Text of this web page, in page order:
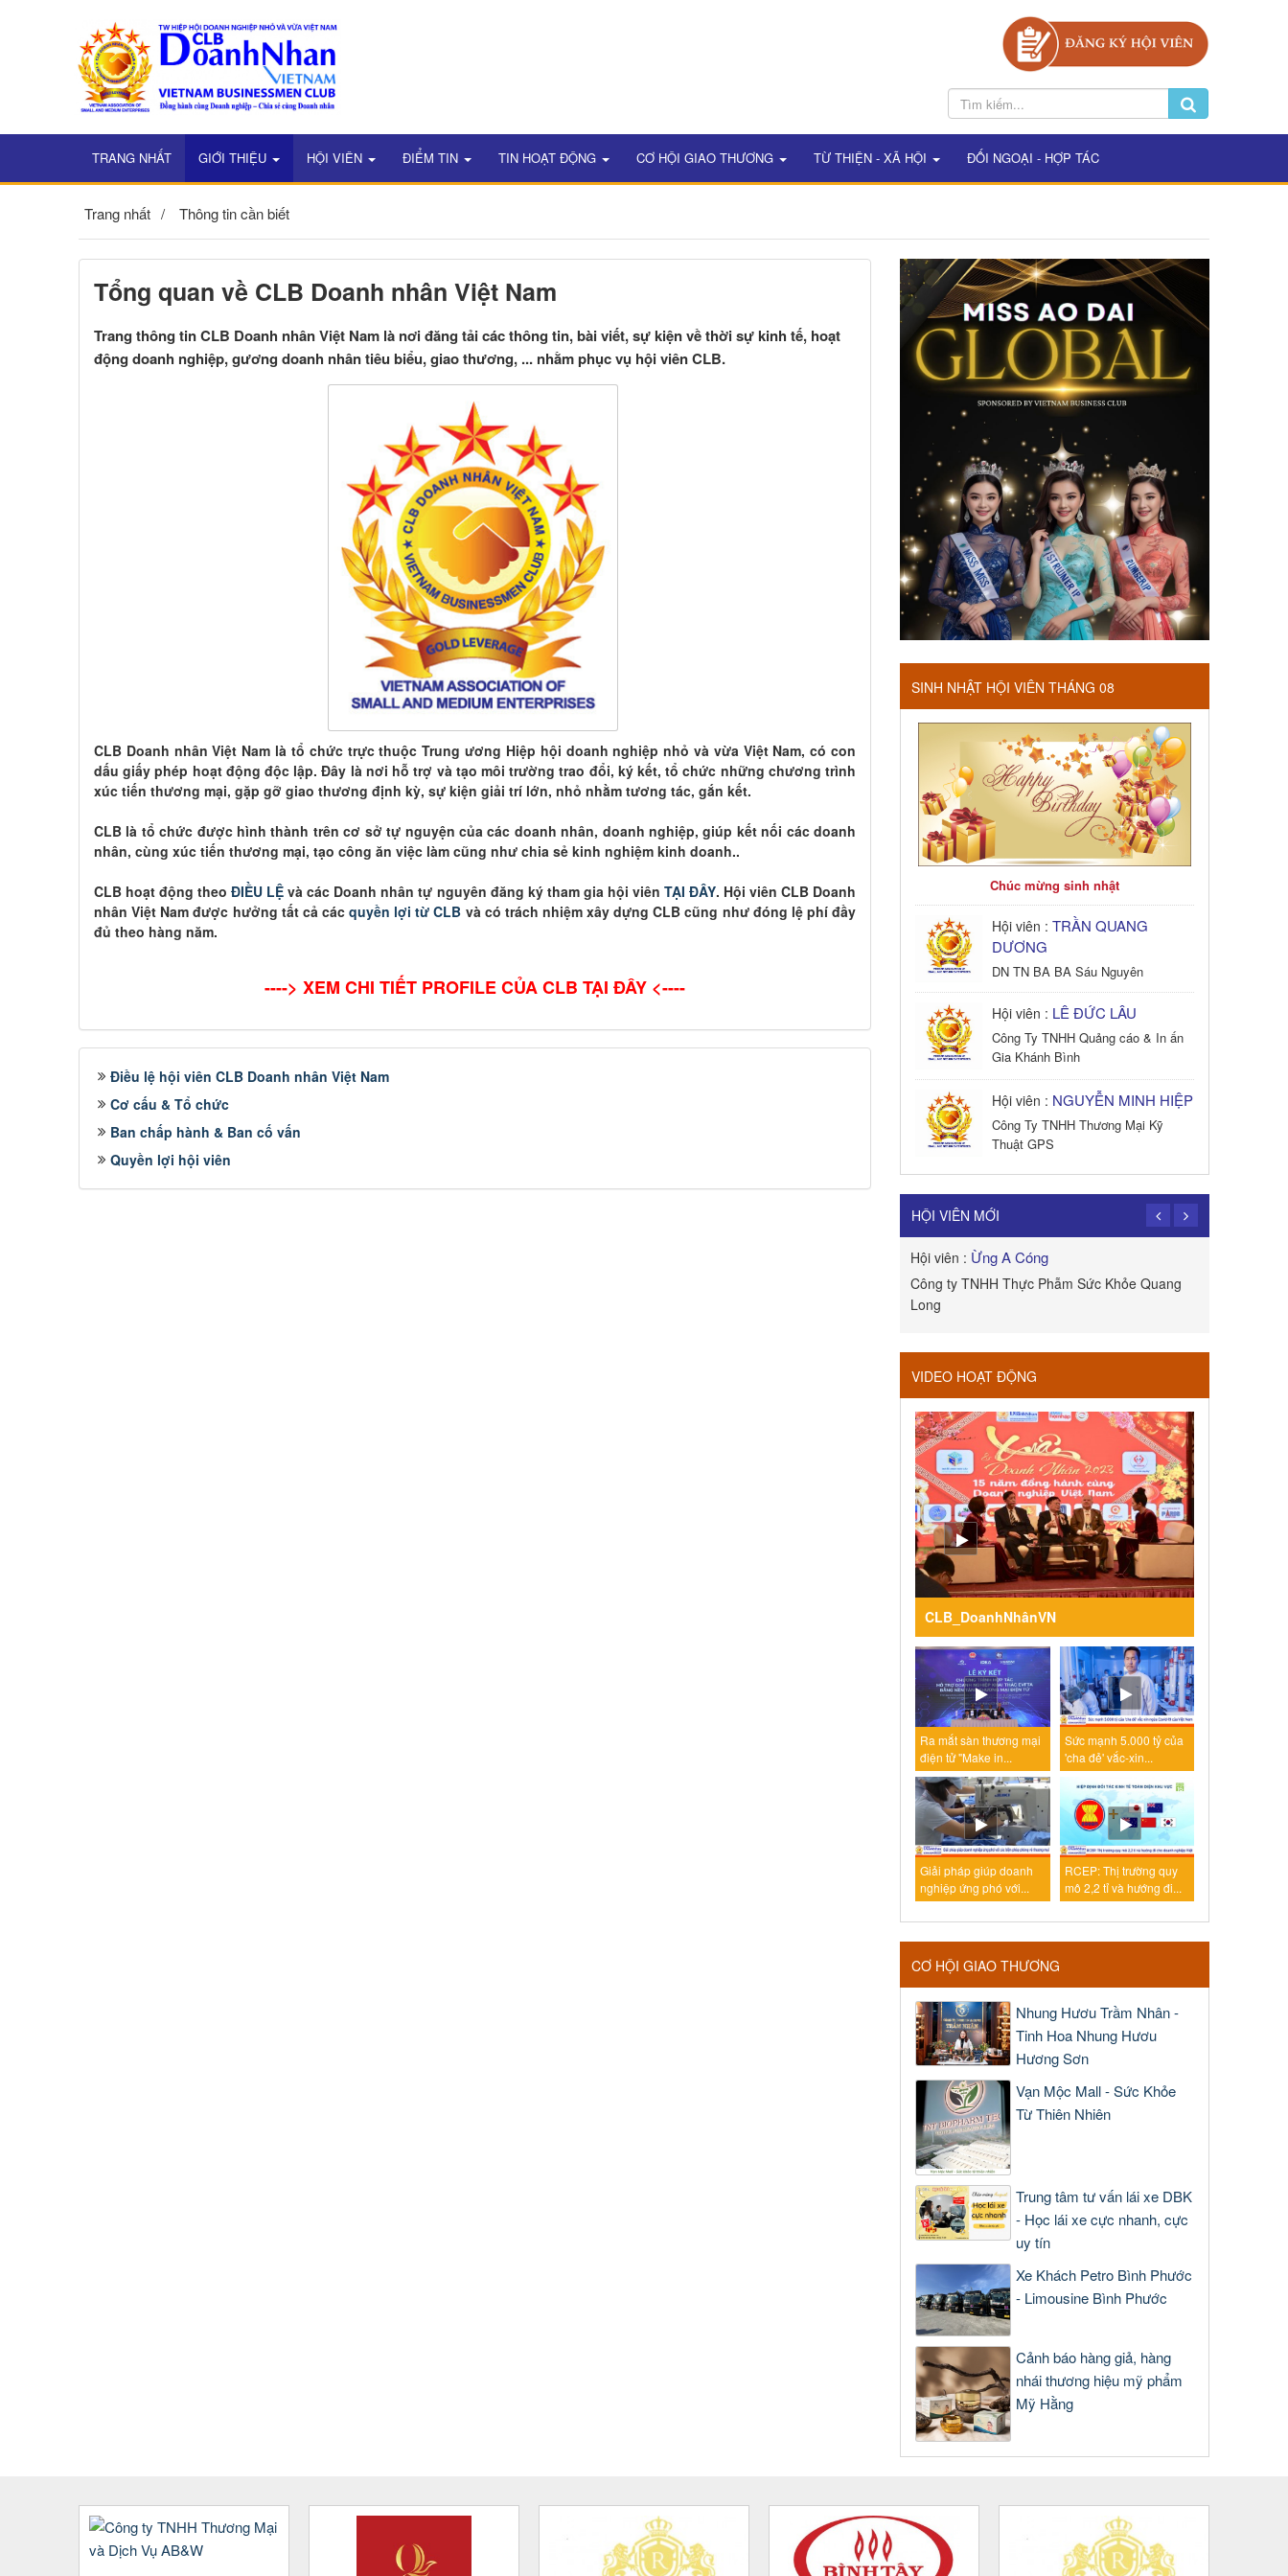
TRANG NHẤT GIỚI THIỆU HỘI VIÊN ĐIỂM TIN TIN HOẠT ĐỘNG CƠ HỘI GIAO THƯƠNG TỪ THIỆN - XÃ HỘI ĐỐI NGOẠI - HỢP TÁC
Trang nhất Thông tin cần biết
Tổng quan về CLB Doanh nhân Việt Nam
Trang thông tin CLB Doanh nhân Việt Nam là nơi đăng tải các thông tin, bài viết, sự kiện về thời sự kinh tế, hoạt
động doanh nghiệp, gương doanh nhân tiêu biểu, giao thương, ... nhằm phục vụ hội viên CLB.
CLB Doanh nhân Việt Nam là tổ chức trực thuộc Trung ương Hiệp hội doanh nghiệp nhỏ và vừa Việt Nam, có con
dấu giấy phép hoạt động độc lập. Đây là nơi hỗ trợ và tạo môi trường trao đổi, ký kết, tổ chức những chương trình
xúc tiến thương mại, gặp gỡ giao thương định kỳ, sự kiện giải trí lớn, nhỏ nhằm tương tác, gắn kết.
CLB là tổ chức được hình thành trên cơ sở tự nguyện của các doanh nhân, doanh nghiệp, giúp kết nối các doanh
nhân, cùng xúc tiến thương mại, tạo công ăn việc làm cũng như chia sẻ kinh nghiệm kinh doanh..
CLB hoạt động theoĐIỀU LỆ và các Doanh nhân tự nguyên đăng ký tham gia hội viên TẠI ĐÂY. Hội viên CLB Doanh
nhân Việt Nam được hưởng tất cả cácquyền lợi từ CLB và có trách nhiệm xây dựng CLB cũng như đóng lệ phí đầy
đủ theo hàng năm.
----> XEM CHI TIẾT PROFILE CỦA CLB TẠI ĐÂY <----
Điều lệ hội viên CLB Doanh nhân Việt Nam
Cơ cấu & Tổ chức
Ban chấp hành & Ban cố vấn
Quyền lợi hội viên
SINH NHẬT HỘI VIÊN THÁNG 08
Chúc mừng sinh nhật
Hội viên :TRẦN QUANG
DƯƠNG
DN TN BA BA Sáu Nguyên
Hội viên : LÊ ĐỨC LÂU
Công Ty TNHH Quảng cáo & In ấn
Gia Khánh Bình
Hội viên : NGUYỄN MINH HIỆP
Công Ty TNHH Thương Mại Kỹ
Thuật GPS
PHONG
Công Ty TNHH Dịch vụ Cuộc Sống
Hạnh Phúc
HỘI VIÊN MỚI
Hội viên : Ừng A Cóng
Công ty TNHH Thực Phẫm Sức Khỏe Quang
Long
VIDEO HOẠT ĐỘNG
CLB_DoanhNhânVN
Ra mắt sàn thương mại
điện tử "Make in...
Sức mạnh 5.000 tỷ của
'cha đẻ' vắc-xin...
Giải pháp giúp doanh
nghiệp ứng phó với...
RCEP: Thị trường quy
mô 2,2 tỉ và hướng đi...
CƠ HỘI GIAO THƯƠNG
Nhung Hươu Trầm Nhân -
Tinh Hoa Nhung Hươu
Hương Sơn
Vạn Mộc Mall - Sức Khỏe
Từ Thiên Nhiên
Trung tâm tư vấn lái xe DBK
- Học lái xe cực nhanh, cực
uy tín
Xe Khách Petro Bình Phước
- Limousine Bình Phước
Cảnh báo hàng giả, hàng
nhái thương hiệu mỹ phẩm
Mỹ Hằng